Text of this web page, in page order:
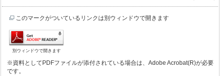
このマークがついているリンクは別ウィンドウで開きます
別ウィンドウで開きます
※資料としてPDFファイルが添付されている場合は、Adobe Acrobat(R)が必要
です。